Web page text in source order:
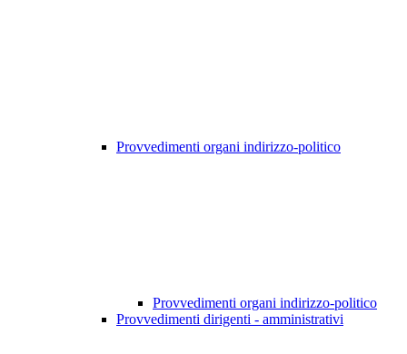
Provvedimenti organi indirizzo-politico
Provvedimenti organi indirizzo-politico
Provvedimenti dirigenti - amministrativi